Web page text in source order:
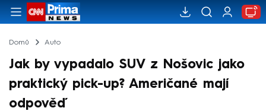
Domů Auto
Jak by vypadalo SUV z Nošovic jako
praktický pick-up? Američané mají
odpověď